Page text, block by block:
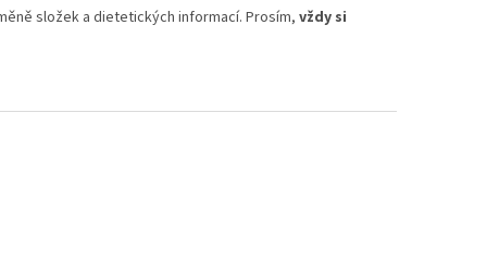
složek a dietetických informací. Prosím, vždy si